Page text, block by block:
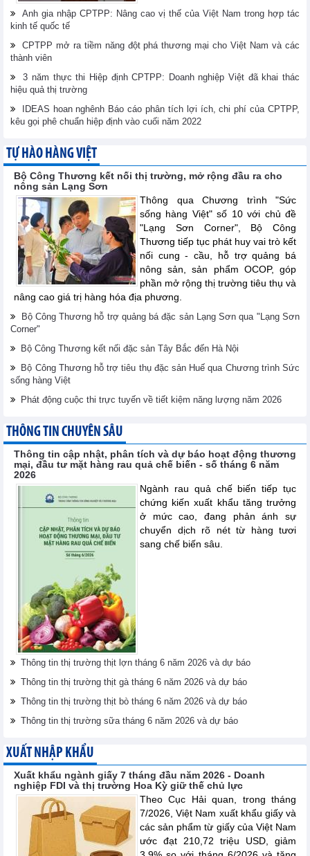
Anh gia nhập CPTPP: Nâng cao vị thế của Việt Nam trong hợp tác
kinh tế quốc tế
CPTPP mở ra tiềm năng đột phá thương mại cho Việt Nam và các
thành viên
3 năm thực thi Hiệp định CPTPP: Doanh nghiệp Việt đã khai thác
hiệu quả thị trường
IDEAS hoan nghênh Báo cáo phân tích lợi ích, chi phí của CPTPP,
kêu gọi phê chuẩn hiệp định vào cuối năm 2022
TỰ HÀO HÀNG VIỆT
Bộ Công Thương kết nối thị trường, mở rộng đầu ra cho
nông sản Lạng Sơn
Thông qua Chương trình "Sức
sống hàng Việt" số 10 với chủ đề
"Lạng Sơn Corner", Bộ Công
Thương tiếp tục phát huy vai trò kết
nối cung - cầu, hỗ trợ quảng bá
nông sản, sản phẩm OCOP, góp
phần mở rộng thị trường tiêu thụ và
nâng cao giá trị hàng hóa địa phương.
Bộ Công Thương hỗ trợ quảng bá đặc sản Lạng Sơn qua "Lạng Sơn
Corner"
Bộ Công Thương kết nối đặc sản Tây Bắc đến Hà Nội
Bộ Công Thương hỗ trợ tiêu thụ đặc sản Huế qua Chương trình Sức
sống hàng Việt
Phát động cuộc thi trực tuyến về tiết kiệm năng lượng năm 2026
THÔNG TIN CHUYÊN SÂU
Thông tin cập nhật, phân tích và dự báo hoạt động thương
mại, đầu tư mặt hàng rau quả chế biến - số tháng 6 năm
2026
Ngành rau quả chế biến tiếp tục
chứng kiến xuất khẩu tăng trưởng
ở mức cao, đang phản ánh sự
chuyển dịch rõ nét từ hàng tươi
sang chế biến sâu.
Thông tin thị trường thịt lợn tháng 6 năm 2026 và dự báo
Thông tin thị trường thịt gà tháng 6 năm 2026 và dự báo
Thông tin thị trường thịt bò tháng 6 năm 2026 và dự báo
Thông tin thị trường sữa tháng 6 năm 2026 và dự báo
XUẤT NHẬP KHẨU
Xuất khẩu ngành giấy 7 tháng đầu năm 2026 - Doanh
nghiệp FDI và thị trường Hoa Kỳ giữ thế chủ lực
Theo Cục Hải quan, trong tháng
7/2026, Việt Nam xuất khẩu giấy và
các sản phẩm từ giấy của Việt Nam
ước đạt 210,72 triệu USD, giảm